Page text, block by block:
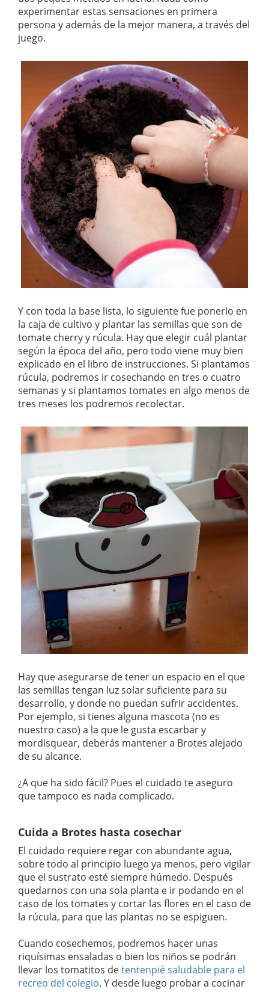
experimentar estas sensaciones en primera
persona y además de la mejor manera, a través del
juego.
Y con toda la base lista, lo siguiente fue ponerlo en
la caja de cultivo y plantar las semillas que son de
tomate cherry y rúcula. Hay que elegir cuál plantar
según la época del año, pero todo viene muy bien
explicado en el libro de instrucciones. Si plantamos
rúcula, podremos ir cosechando en tres o cuatro
semanas y si plantamos tomates en algo menos de
tres meses los podremos recolectar.
Hay que asegurarse de tener un espacio en el que
las semillas tengan luz solar suficiente para su
desarrollo, y donde no puedan sufrir accidentes.
Por ejemplo, si tienes alguna mascota (no es
nuestro caso) a la que le gusta escarbar y
mordisquear, deberás mantener a Brotes alejado
de su alcance.
¿A que ha sido fácil? Pues el cuidado te aseguro
que tampoco es nada complicado.
Cuida a Brotes hasta cosechar
El cuidado requiere regar con abundante agua,
sobre todo al principio luego ya menos, pero vigilar
que el sustrato esté siempre húmedo. Después
quedarnos con una sola planta e ir podando en el
caso de los tomates y cortar las flores en el caso de
la rúcula, para que las plantas no se espiguen.
Cuando cosechemos, podremos hacer unas
riquísimas ensaladas o bien los niños se podrán
llevar los tomatitos detentenpié saludable para el
recreo del colegio. Y desde luego probar a cocinar